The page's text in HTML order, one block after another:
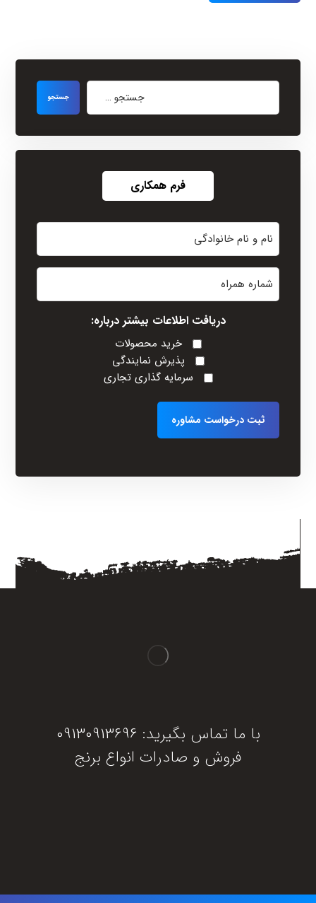
فرم همکاری
نام
(Required)
دریافت اطلاعات بیشتر درباره:
خرید محصولات
پذیرش نمایندگی
سرمایه گذاری تجاری
با ما تماس بگیرید: 09130913696
فروش و صادرات انواع برنج